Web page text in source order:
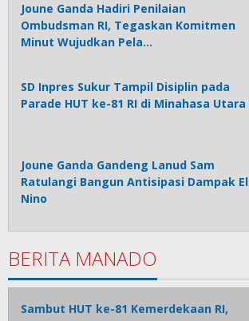
Joune Ganda Hadiri Penilaian
Ombudsman RI, Tegaskan Komitmen
Minut Wujudkan Pela…
SD Inpres Sukur Tampil Disiplin pada
Parade HUT ke-81 RI di Minahasa Utara
Joune Ganda Gandeng Lanud Sam
Ratulangi Bangun Antisipasi Dampak El
Nino
BERITA MANADO
Sambut HUT ke-81 Kemerdekaan RI,